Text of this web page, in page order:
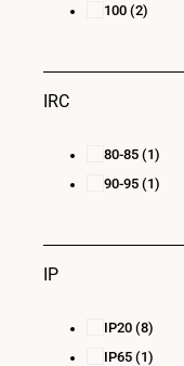
100 (2)
IRC
80-85 (1)
90-95 (1)
IP
IP20 (8)
IP65 (1)